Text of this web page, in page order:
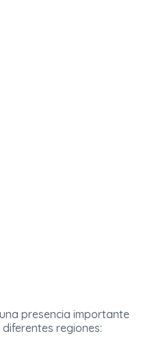
presencia importante
diferentes regiones: